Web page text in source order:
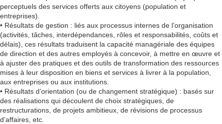
perceptuels des services offerts aux citoyens (population et
entreprises).
• Résultats de gestion : liés aux processus internes de l’organisation
(activités, tâches, interdépendances, rôles et responsabilités, coûts et
délais), ces résultats traduisent la capacité managériale des équipes
de direction et des autres employés à concevoir, à mettre en œuvre et
à ajuster des pratiques et des outils de transformation des ressources
mises à leur disposition en biens et services à livrer à la population,
aux entreprises ou aux institutions.
• Résultats d’orientation (ou de changement stratégique) : basés sur
des réalisations qui découlent de choix stratégiques, de
restructurations, de projets ambitieux, de révisions de processus
d’affaires, etc.